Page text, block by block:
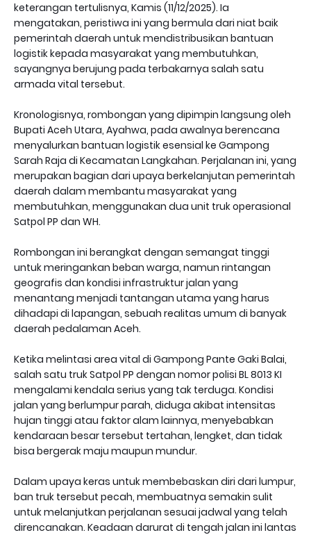
keterangan tertulisnya, Kamis (11/12/2025). Ia
mengatakan, peristiwa ini yang bermula dari niat baik
pemerintah daerah untuk mendistribusikan bantuan
logistik kepada masyarakat yang membutuhkan,
sayangnya berujung pada terbakarnya salah satu
armada vital tersebut.
Kronologisnya, rombongan yang dipimpin langsung oleh
Bupati Aceh Utara, Ayahwa, pada awalnya berencana
menyalurkan bantuan logistik esensial ke Gampong
Sarah Raja di Kecamatan Langkahan. Perjalanan ini, yang
merupakan bagian dari upaya berkelanjutan pemerintah
daerah dalam membantu masyarakat yang
membutuhkan, menggunakan dua unit truk operasional
Satpol PP dan WH.
Rombongan ini berangkat dengan semangat tinggi
untuk meringankan beban warga, namun rintangan
geografis dan kondisi infrastruktur jalan yang
menantang menjadi tantangan utama yang harus
dihadapi di lapangan, sebuah realitas umum di banyak
daerah pedalaman Aceh.
Ketika melintasi area vital di Gampong Pante Gaki Balai,
salah satu truk Satpol PP dengan nomor polisi BL 8013 KI
mengalami kendala serius yang tak terduga. Kondisi
jalan yang berlumpur parah, diduga akibat intensitas
hujan tinggi atau faktor alam lainnya, menyebabkan
kendaraan besar tersebut tertahan, lengket, dan tidak
bisa bergerak maju maupun mundur.
Dalam upaya keras untuk membebaskan diri dari lumpur,
ban truk tersebut pecah, membuatnya semakin sulit
untuk melanjutkan perjalanan sesuai jadwal yang telah
direncanakan. Keadaan darurat di tengah jalan ini lantas